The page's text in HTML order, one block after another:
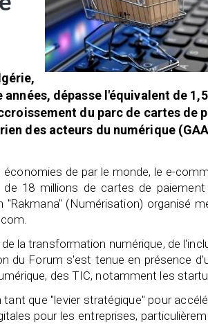
dépasse l'équivalent de
du parc de cartes de
des acteurs du numérique
de par le monde, le e-
18 millions de cartes de
(Numérisation) organisé
la transformation numérique, de
du Forum s'est tenue en présence
des TIC, notamment les
que "levier stratégique" pour
pour les entreprises,